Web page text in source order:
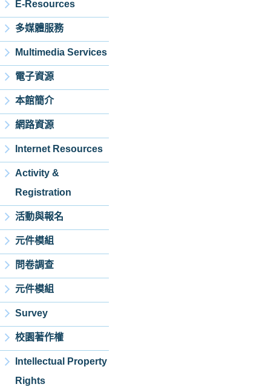
E-Resources
多媒體服務
Multimedia Services
電子資源
本館簡介
網路資源
Internet Resources
Activity &
Registration
活動與報名
元件模組
問卷調查
元件模組
Survey
校園著作權
Intellectual Property
Rights